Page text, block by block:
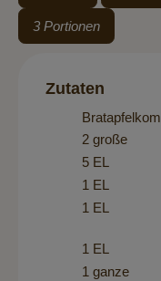
3 Portionen
Zutaten
2 große
5 EL
1 EL
1 EL
1 EL
1 ganze